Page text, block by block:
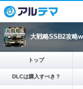
大戦略SSB2攻略
トップ
DLCは購入すべき？